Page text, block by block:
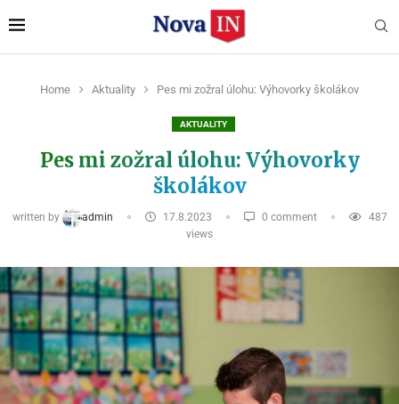
Home Aktuality Pes mi zožral úlohu: Výhovorky školákov
AKTUALITY
Pes mi zožral úlohu: Výhovorky
školákov
written by admin 17.8.2023 0 comment
487
views